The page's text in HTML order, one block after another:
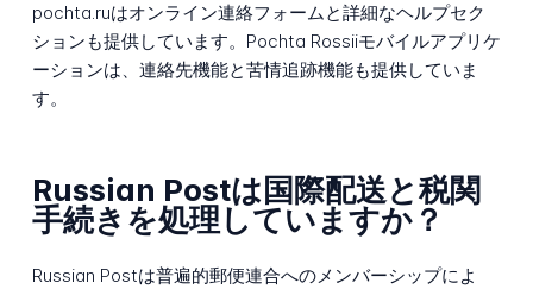
pochta.ruはオンライン連絡フォームと詳細なヘルプセク
ションも提供しています。Pochta Rossiiモバイルアプリケ
ーションは、連絡先機能と苦情追跡機能も提供していま
す。
Russian Postは国際配送と税関
手続きを処理していますか？
Russian Postは普遍的郵便連合へのメンバーシップによ